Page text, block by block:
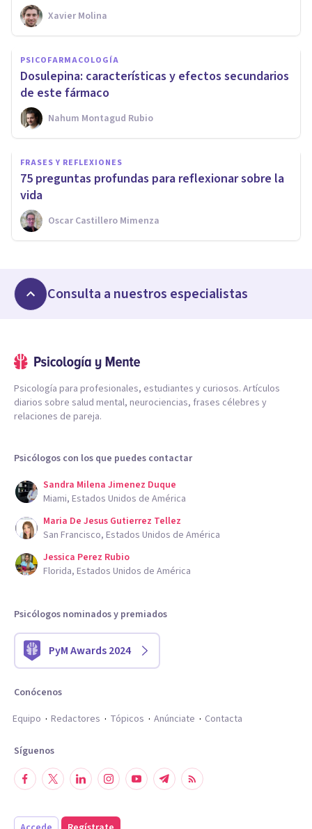
Xavier Molina
PSICOFARMACOLOGÍA
Dosulepina: características y efectos secundarios
de este fármaco
Nahum Montagud Rubio
FRASES Y REFLEXIONES
75 preguntas profundas para reflexionar sobre la
vida
Oscar Castillero Mimenza
Consulta a nuestros especialistas
Psicología para profesionales, estudiantes y curiosos. Artículos
diarios sobre salud mental, neurociencias, frases célebres y
relaciones de pareja.
Psicólogos con los que puedes contactar
Sandra Milena Jimenez Duque
Miami, Estados Unidos de América
Maria De Jesus Gutierrez Tellez
San Francisco, Estados Unidos de América
Jessica Perez Rubio
Florida, Estados Unidos de América
Psicólogos nominados y premiados
PyM Awards 2024
Conócenos
Equipo
Redactores Tópicos Anúnciate Contacta
Síguenos